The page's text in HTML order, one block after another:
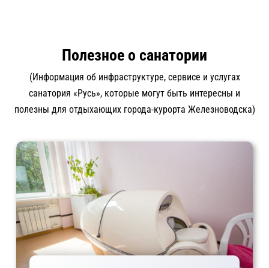
Полезное о санатории
(Информация об инфраструктуре, сервисе и услугах
санатория «Русь», которые могут быть интересны и
полезны для отдыхающих города-курорта Железноводска)